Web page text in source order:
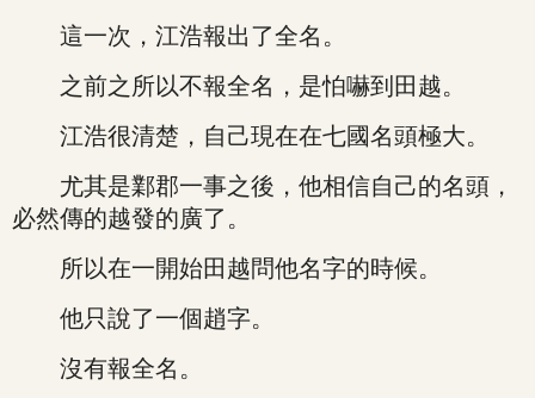
這一次，江浩報出了全名。
之前之所以不報全名，是怕嚇到田越。
江浩很清楚，自己現在在七國名頭極大。
尤其是鄴郡一事之後，他相信自己的名頭，
必然傳的越發的廣了。
所以在一開始田越問他名字的時候。
他只說了一個趙字。
沒有報全名。